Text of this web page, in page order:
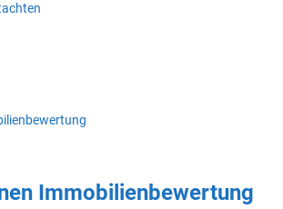
Immobilienbewertung